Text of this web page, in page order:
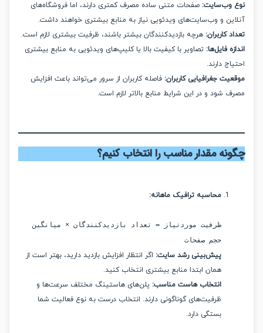
صفحات متنی ساده مصرف کمتری دارند، اما فروشگاه‌های
و وب‌سایت‌های ویدئویی نیاز به منابع بیشتری خواهند داشت.
کاربران:هرچه بازدیدکنندگان بیشتر باشند، ظرفیت بیشتری لازم است.
فایل‌ها:تصاویر با کیفیت بالا یا کلیپ‌های ویدئویی به منابع بیشتری
دارند.
جغرافیایی کاربران:فاصله کاربران از سرور می‌تواند باعث افزایش
شود و در این شرایط منابع بالاتر لازم است.
مقدار مناسب را انتخاب کنیم؟
محاسبه ترافیک ماهانه:
ظرفیت موردنیاز = تعداد بازدیدکنندگان × میانگین
حجم صفحات
پیش‌بینی رشد سایت:اگر انتظار افزایش بازدید دارید، بهتر است از
همان ابتدا منابع بیشتری انتخاب کنید.
انتخاب هاست مناسب:پلن‌های هاستینگ مختلف سرعت‌ها و
ظرفیت‌های گوناگونی دارند. انتخاب درست به نوع فعالیت شما
بستگی دارد.